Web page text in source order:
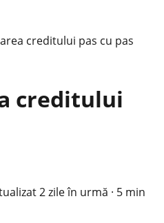
creditului pas cu pas
creditului
2 zile în urmă · 5 min